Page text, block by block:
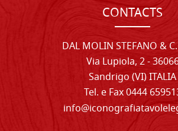
CONTACTS
DAL MOLIN STEFANO &
Via Lupiola, 2 -
Sandrigo (VI) ITALIA
Tel. e Fax 0444